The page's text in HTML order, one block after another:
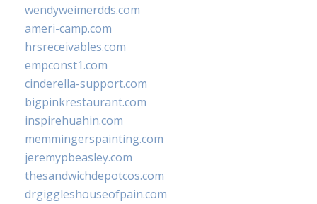
wendyweimerdds.com
ameri-camp.com
hrsreceivables.com
empconst1.com
cinderella-support.com
bigpinkrestaurant.com
inspirehuahin.com
memmingerspainting.com
jeremypbeasley.com
thesandwichdepotcos.com
drgiggleshouseofpain.com